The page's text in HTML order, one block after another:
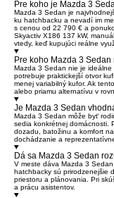
Pre koho je Mazda 3
Mazda 3 Sedan je
ku hatchbacku a nevadí im
s cenou od 22 790 € a
Skyactiv X186 137 kW,
vtedy, keď kupujúci reálne
Pre koho Mazda 3
Mazda 3 Sedan nie je
potrebuje praktickejší otvor
menej variabilný kufor. Ak
alebo priamu alternatívu v
Je Mazda 3 Sedan
Mazda 3 Sedan môže byť
sedia konkrétnej domácnosti.
dozadu, batožinu a komfort
dochádzanie a
Dá sa Mazda 3 Sedan
V meste dáva Mazda 3
hatchbacky sú prirodzenejšie
priestoru a plánovania. Pri
a prácu asistentov.